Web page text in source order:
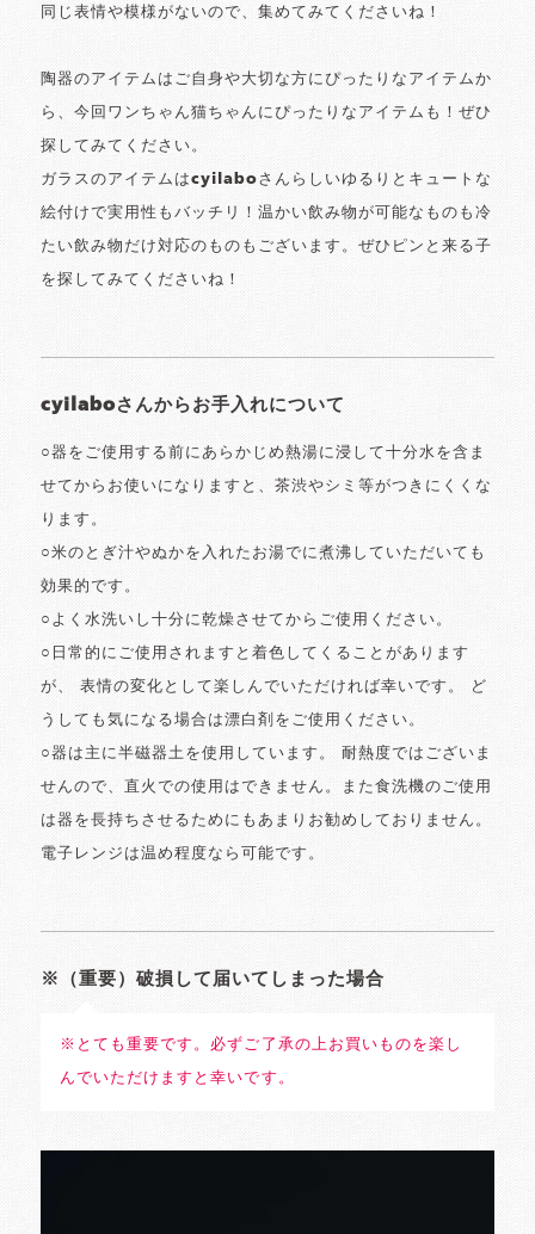
同じ表情や模様がないので、集めてみてくださいね！
陶器のアイテムはご自身や大切な方にぴったりなアイテムか
ら、今回ワンちゃん猫ちゃんにぴったりなアイテムも！ぜひ
探してみてください。
ガラスのアイテムはcyilaboさんらしいゆるりとキュートな
絵付けで実用性もバッチリ！温かい飲み物が可能なものも冷
たい飲み物だけ対応のものもございます。ぜひピンと来る子
を探してみてくださいね！
cyilaboさんからお手入れについて
○器をご使用する前にあらかじめ熱湯に浸して十分水を含ま
せてからお使いになりますと、茶渋やシミ等がつきにくくな
ります。
○米のとぎ汁やぬかを入れたお湯でに煮沸していただいても
効果的です。
○よく水洗いし十分に乾燥させてからご使用ください。
○日常的にご使用されますと着色してくることがあります
が、 表情の変化として楽しんでいただければ幸いです。 ど
うしても気になる場合は漂白剤をご使用ください。
○器は主に半磁器土を使用しています。 耐熱度ではございま
せんので、直火での使用はできません。また食洗機のご使用
は器を長持ちさせるためにもあまりお勧めしておりません。
電子レンジは温め程度なら可能です。
※（重要）破損して届いてしまった場合
※とても重要です。必ずご了承の上お買いものを楽し
んでいただけますと幸いです。